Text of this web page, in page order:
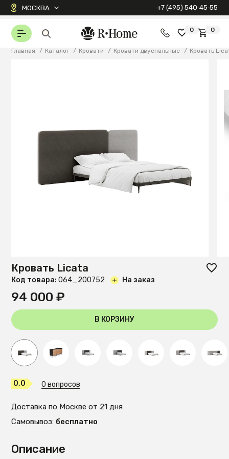
МОСКВА +7 (495) 540‑45‑55
0 0
Главная / Каталог / Кровати / Кровати двуспальные / Кровать
Описание
Кровать Licata
Код товара: O64_200752 На заказ
94 000 ₽
В КОРЗИНУ
0,0 0 вопросов
Доставка по Москве от 21 дня
Самовывоз: бесплатно